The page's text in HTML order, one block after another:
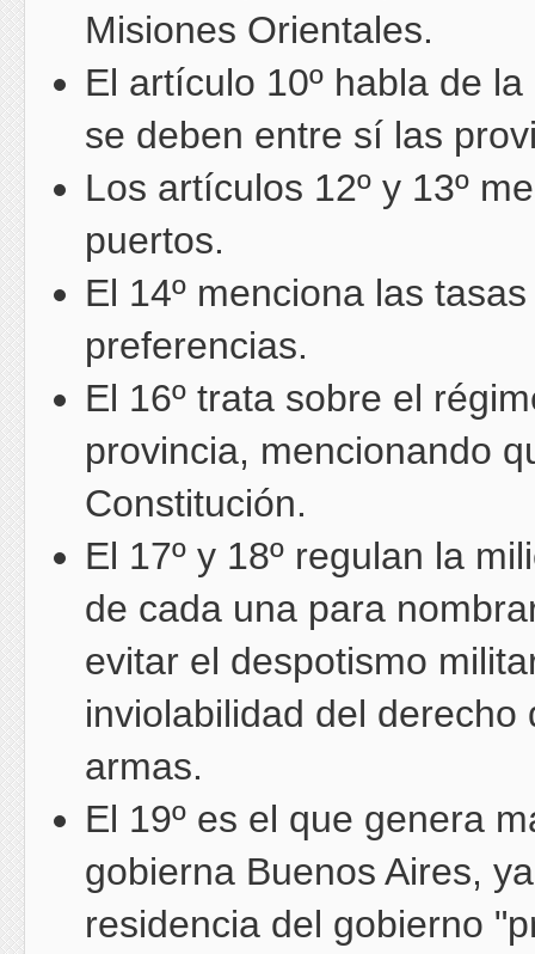
Misiones Orientales.
El artículo 10º habla de
se deben entre sí las
Los artículos 12º y 13º
puertos.
El 14º menciona las
preferencias.
El 16º trata sobre el
provincia, mencionando
Constitución.
El 17º y 18º regulan la
de cada una para
evitar el despotismo
inviolabilidad del
armas.
El 19º es el que genera
gobierna Buenos Aires,
residencia del gobierno